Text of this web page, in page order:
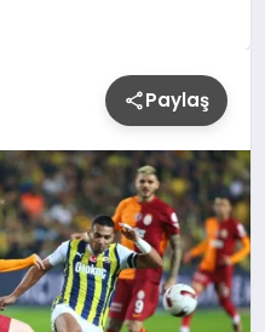
Paylaş